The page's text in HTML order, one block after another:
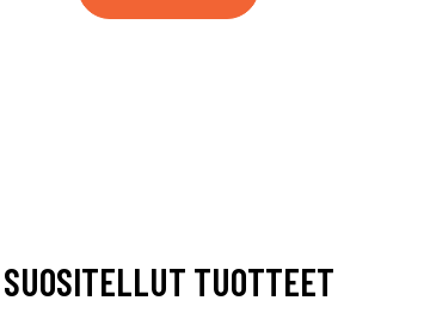
SUOSITELLUT TUOTTEET